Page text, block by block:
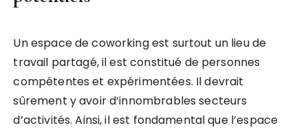
Un espace de coworking est surtout un lieu de
travail partagé, il est constitué de personnes
compétentes et expérimentées. Il devrait
sûrement y avoir d’innombrables secteurs
d’activités. Ainsi, il est fondamental que l’espace